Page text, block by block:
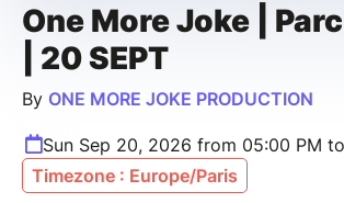
One More Joke |
| 20 SEPT
By ONE MORE JOKE PRODUCTION
Sun Sep 20, 2026 from 05:00 PM
Timezone : Europe/Paris